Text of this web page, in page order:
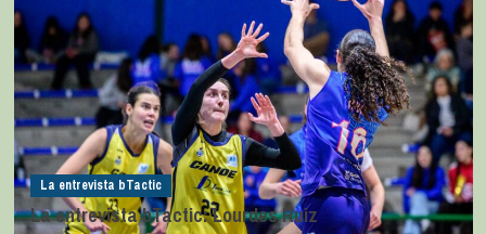
La entrevista bTactic
La entrevista bTactic: Lourdes Ruiz